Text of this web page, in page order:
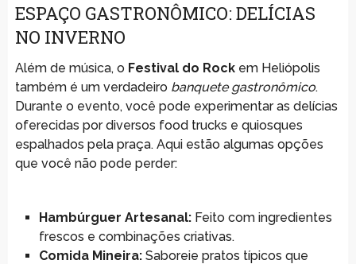
ESPAÇO GASTRONÔMICO: DELÍCIAS
NO INVERNO
Além de música, o Festival do Rockem Heliópolis
também é um verdadeiro banquete gastronômico.
Durante o evento, você pode experimentar as delícias
oferecidas por diversos food trucks e quiosques
espalhados pela praça. Aqui estão algumas opções
que você não pode perder:
Hambúrguer Artesanal:Feito com ingredientes
frescos e combinações criativas.
Comida Mineira:Saboreie pratos típicos que